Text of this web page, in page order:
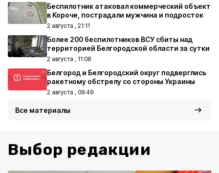
Беспилотник атаковал коммерческий объект
в Короче, пострадали мужчина и подросток
2 августа , 21:11
Более 200 беспилотников ВСУ сбиты над
территорией Белгородской области за сутки
2 августа , 11:08
Белгород и Белгородский округ подверглись
ракетному обстрелу со стороны Украины
2 августа , 09:49
Все материалы
Выбор редакции